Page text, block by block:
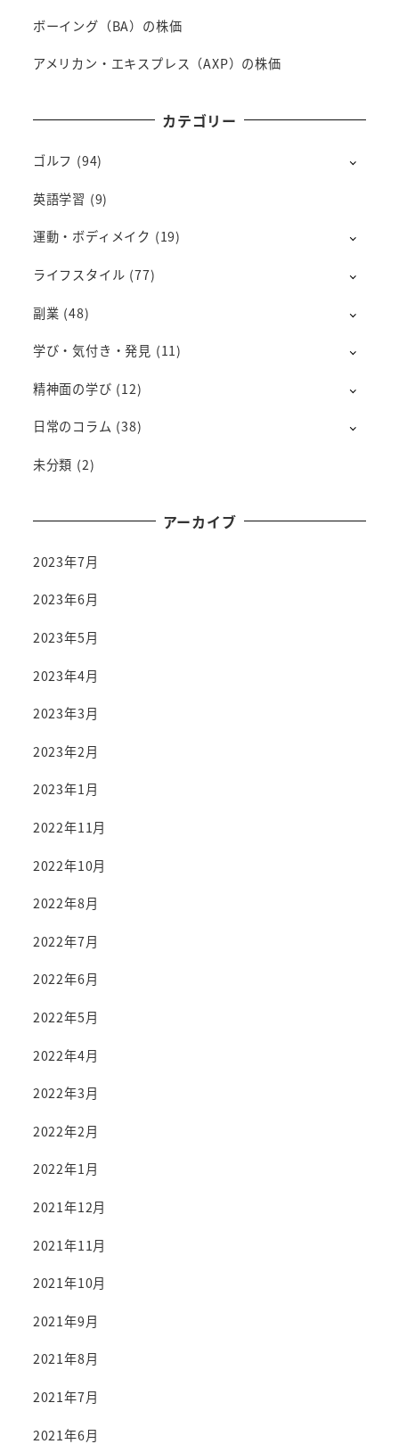
ボーイング（BA）の株価
アメリカン・エキスプレス（AXP）の株価
カテゴリー
ゴルフ (94)
英語学習 (9)
運動・ボディメイク (19)
ライフスタイル (77)
副業 (48)
学び・気付き・発見 (11)
精神面の学び (12)
日常のコラム (38)
未分類 (2)
アーカイブ
2023年7月
2023年6月
2023年5月
2023年4月
2023年3月
2023年2月
2023年1月
2022年11月
2022年10月
2022年8月
2022年7月
2022年6月
2022年5月
2022年4月
2022年3月
2022年2月
2022年1月
2021年12月
2021年11月
2021年10月
2021年9月
2021年8月
2021年7月
2021年6月